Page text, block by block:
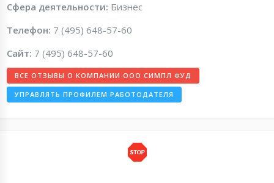
Сфера деятельности: Бизнес
Телефон: 7 (495) 648-57-60
Сайт: 7 (495) 648-57-60
ВСЕ ОТЗЫВЫ О КОМПАНИИ ООО СИМПЛ ФУД
УПРАВЛЯТЬ ПРОФИЛЕМ РАБОТОДАТЕЛЯ